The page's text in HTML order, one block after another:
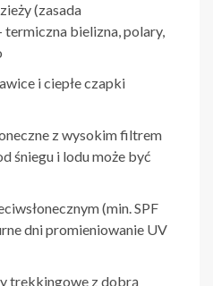
(zasada
bielizna, polary,
i ciepłe czapki
z wysokim filtrem
śniegu i lodu może być
(min. SPF
dni promieniowanie UV
trekkingowe z dobrą